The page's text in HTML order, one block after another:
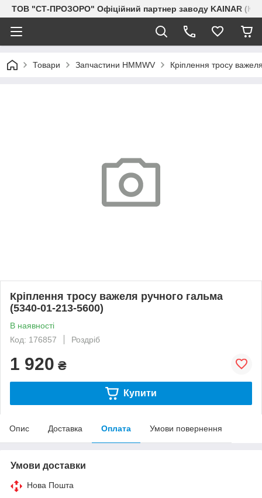
ТОВ "СТ-ПРОЗОРО" Офіційний партнер заводу KAINAR
Товари Запчастини HMMWV Кріплення тросу
Кріплення тросу важеля ручного гальма
(5340-01-213-5600)
В наявності
Код: 176857
Роздріб
1 920 ₴
Купити
Опис Доставка Оплата Умови повернення
Умови доставки
Нова Пошта